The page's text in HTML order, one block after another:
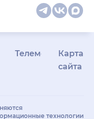
Телемедицина
Карта
сайта
технологии